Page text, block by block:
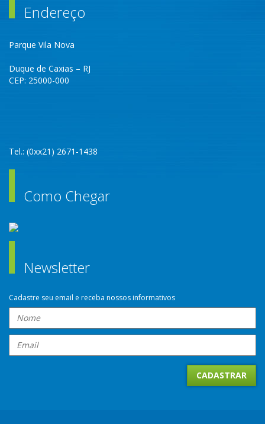
Endereço
Parque Vila Nova
Duque de Caxias – RJ
CEP: 25000-000
Tel.: (0xx21) 2671-1438
Como Chegar
Newsletter
Cadastre seu email e receba nossos informativos